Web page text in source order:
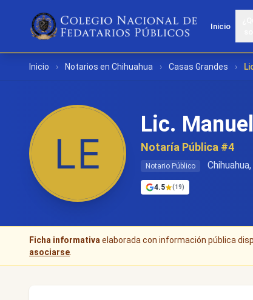
Inicio
Inicio › Notarios en Chihuahua › Casas Grandes ›
Lic.
Notaría Pública #4
Notario Público
4.5 (19)
Ficha informativa elaborada con información pública
asociarse